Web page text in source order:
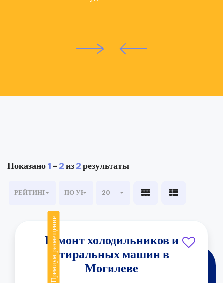
Показано1 - 2из2результаты
РЕЙТИНГ ПО УБЫВАНИЮ
20
Ремонт холодильников и
стиральных машин в
Могилеве
Премиум размещение